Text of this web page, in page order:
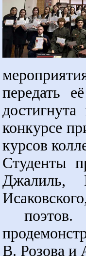
передать
конкурсе
курсов
Студенты
Джалиль,
поэтов.
В. Розова и